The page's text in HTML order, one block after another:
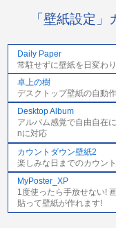
「壁紙設定
Daily Paper
常駐せずに壁紙を日変わ
卓上の樹
デスクトップ壁紙の自動
Desktop Album
アルバム感覚で自由自在
nに対応
カウントダウン壁紙2
楽しみな日までのカウン
MyPoster_XP
1度使ったら手放せない!
貼って壁紙が作れます!